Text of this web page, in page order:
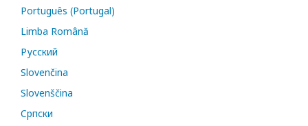
Português (Portugal)
Limba Română
Русский
Slovenčina
Slovenščina
Cрпски